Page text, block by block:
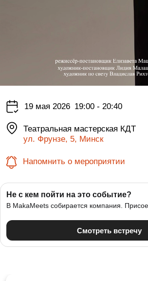
19 мая 2026 19:00 - 20:40
Театральная мастерская КДТ
ул. Фрунзе, 5, Минск
Напомнить о мероприятии